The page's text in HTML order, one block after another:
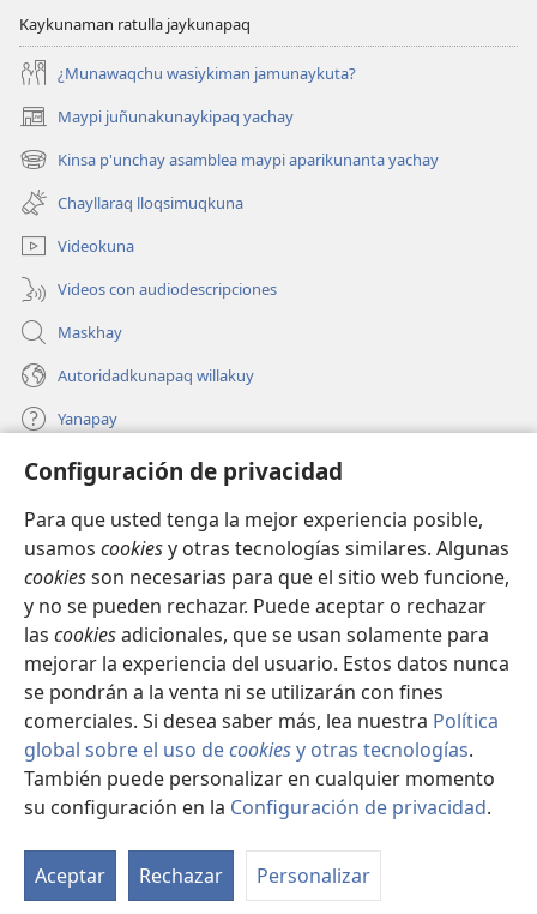
Configuración de privacidad
Para que usted tenga la mejor experiencia posible,
usamos cookiesy otras tecnologías similares. Algunas
cookiesson necesarias para que el sitio web funcione,
y no se pueden rechazar. Puede aceptar o rechazar
las cookiesadicionales, que se usan solamente para
mejorar la experiencia del usuario. Estos datos nunca
se pondrán a la venta ni se utilizarán con fines
comerciales. Si desea saber más, lea nuestra Política
global sobre el uso decookiesy otras tecnologías.
También puede personalizar en cualquier momento
su configuración en la Configuración de privacidad.
Aceptar Rechazar Personalizar
Kaykunaman ratulla jaykunapaq
¿Munawaqchu wasiykiman jamunaykuta?
Maypi juñunakunaykipaq yachay
(abre
una
nueva
ventana)
Kinsa p'unchay asamblea maypi aparikunanta yachay
(abre
una
nueva
ventana)
Chayllaraq lloqsimuqkuna
Videokuna
Videos con audiodescripciones
Maskhay
Autoridadkunapaq willakuy
Yanapay
Donacionta churanapaq
una
ventana)
INTERNETPI QELQANCHISKUNA Watchtower™
(abre
una
nueva
ventana)
JW Hub
(abre
una
nueva
ventana)
JW Library ®
Copyright© 2026 Watch Tower Bible and Tract Society of Pennsylvania.
IMATAN RUWAWAQ IMATAN MANA|DATOSKUNATA
WAQAYCHASQAYKUMANTA |CONFIGURACIÓN DE PRIVACIDAD